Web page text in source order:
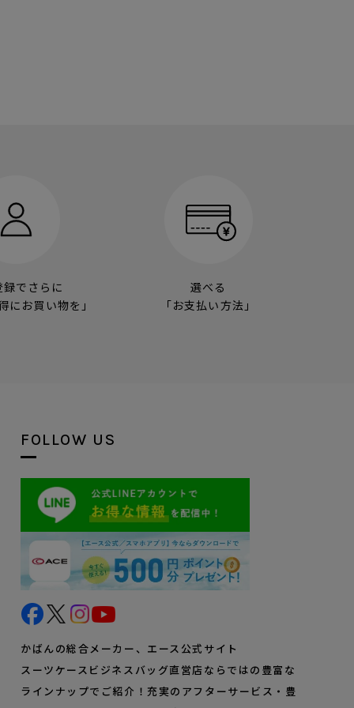
でさらに
にお買い物を」
選べる
「お支払い方法」
FOLLOW US
かばんの総合メーカー、エース公式サイト
スーツケースビジネスバッグ直営店ならではの豊富な
ラインナップでご紹介！充実のアフターサービス・豊